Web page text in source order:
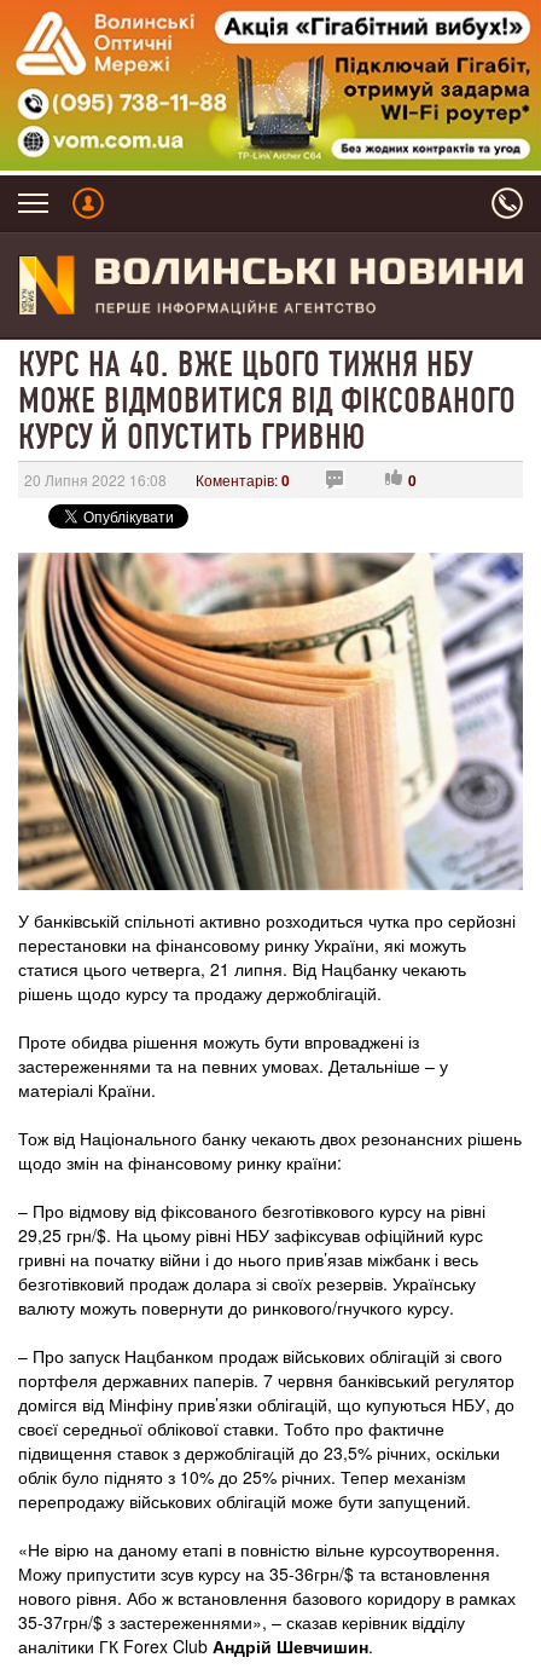
КУРС НА 40. ВЖЕ ЦЬОГО ТИЖНЯ НБУ
МОЖЕ ВІДМОВИТИСЯ ВІД ФІКСОВАНОГО
КУРСУ Й ОПУСТИТЬ ГРИВНЮ
20 Липня 2022 16:08 Коментарів:0 0
У банківській спільноті активно розходиться чутка про серйозні
перестановки на фінансовому ринку України, які можуть
статися цього четверга, 21 липня. Від Нацбанку чекають
рішень щодо курсу та продажу держоблігацій.
Проте обидва рішення можуть бути впроваджені із
застереженнями та на певних умовах. Детальніше – у
матеріалі Країни.
Тож від Національного банку чекають двох резонансних рішень
щодо змін на фінансовому ринку країни:
– Про відмову від фіксованого безготівкового курсу на рівні
29,25 грн/$. На цьому рівні НБУ зафіксував офіційний курс
гривні на початку війни і до нього прив’язав міжбанк і весь
безготівковий продаж долара зі своїх резервів. Українську
валюту можуть повернути до ринкового/гнучкого курсу.
– Про запуск Нацбанком продаж військових облігацій зі свого
портфеля державних паперів. 7 червня банківський регулятор
домігся від Мінфіну прив’язки облігацій, що купуються НБУ, до
своєї середньої облікової ставки. Тобто про фактичне
підвищення ставок з держоблігацій до 23,5% річних, оскільки
облік було піднято з 10% до 25% річних. Тепер механізм
перепродажу військових облігацій може бути запущений.
«Не вірю на даному етапі в повністю вільне курсоутворення.
Можу припустити зсув курсу на 35-36грн/$ та встановлення
нового рівня. Або ж встановлення базового коридору в рамках
35-37грн/$ з застереженнями», – сказав керівник відділу
аналітики ГК Forex Club Андрій Шевчишин.